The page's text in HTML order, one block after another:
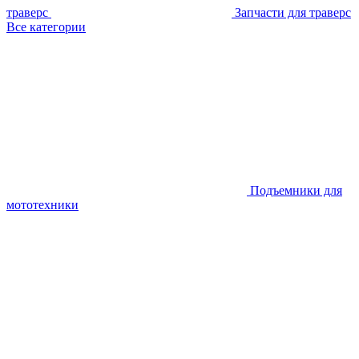
траверс
Запчасти для траверс
Все категории
Подъемники для
мототехники